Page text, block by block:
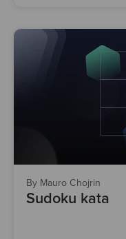
By Mauro Chojrin
Sudoku kata